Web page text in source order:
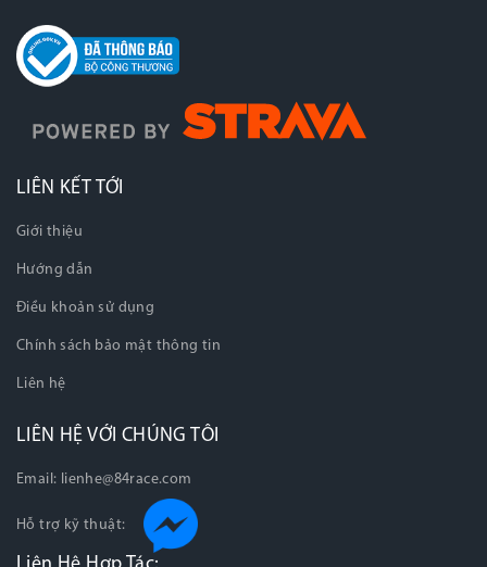
LIÊN KẾT TỚI
Giới thiệu
Hướng dẫn
Điều khoản sử dụng
Chính sách bảo mật thông tin
Liên hệ
LIÊN HỆ VỚI CHÚNG TÔI
Email: lienhe@84race.com
Hỗ trợ kỹ thuật: